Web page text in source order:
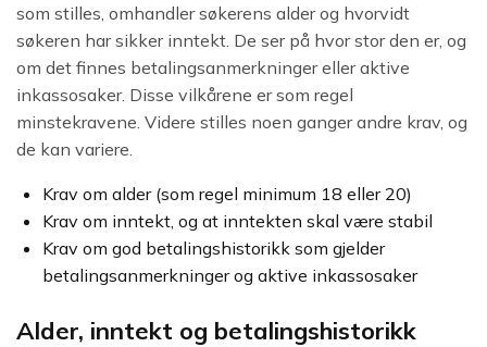
som stilles, omhandler søkerens alder og hvorvidt
søkeren har sikker inntekt. De ser på hvor stor den er, og
om det finnes betalingsanmerkninger eller aktive
inkassosaker. Disse vilkårene er som regel
minstekravene. Videre stilles noen ganger andre krav, og
de kan variere.
Krav om alder (som regel minimum 18 eller 20)
Krav om inntekt, og at inntekten skal være stabil
Krav om god betalingshistorikk som gjelder
betalingsanmerkninger og aktive inkassosaker
Alder, inntekt og betalingshistorikk